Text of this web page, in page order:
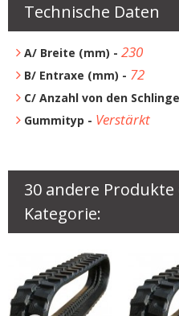
Technische Daten
A/ Breite (mm) - 230
B/ Entraxe (mm) - 72
C/ Anzahl von den
Gummityp - Verstärkt
30 andere
Kategorie: